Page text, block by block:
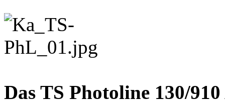
Das TS Photoline 130/